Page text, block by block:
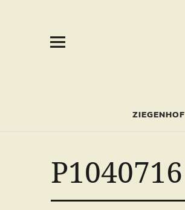
ZIEGENHOF
P1040716